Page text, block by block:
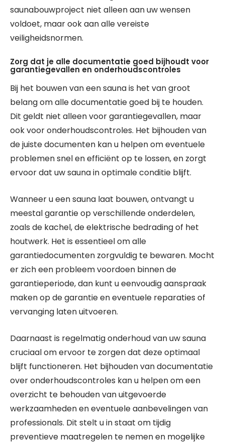
saunabouwproject niet alleen aan uw wensen
voldoet, maar ook aan alle vereiste
veiligheidsnormen.
Zorg dat je alle documentatie goed bijhoudt voor
garantiegevallen en onderhoudscontroles
Bij het bouwen van een sauna is het van groot
belang om alle documentatie goed bij te houden.
Dit geldt niet alleen voor garantiegevallen, maar
ook voor onderhoudscontroles. Het bijhouden van
de juiste documenten kan u helpen om eventuele
problemen snel en efficiënt op te lossen, en zorgt
ervoor dat uw sauna in optimale conditie blijft.
Wanneer u een sauna laat bouwen, ontvangt u
meestal garantie op verschillende onderdelen,
zoals de kachel, de elektrische bedrading of het
houtwerk. Het is essentieel om alle
garantiedocumenten zorgvuldig te bewaren. Mocht
er zich een probleem voordoen binnen de
garantieperiode, dan kunt u eenvoudig aanspraak
maken op de garantie en eventuele reparaties of
vervanging laten uitvoeren.
Daarnaast is regelmatig onderhoud van uw sauna
cruciaal om ervoor te zorgen dat deze optimaal
blijft functioneren. Het bijhouden van documentatie
over onderhoudscontroles kan u helpen om een
overzicht te behouden van uitgevoerde
werkzaamheden en eventuele aanbevelingen van
professionals. Dit stelt u in staat om tijdig
preventieve maatregelen te nemen en mogelijke